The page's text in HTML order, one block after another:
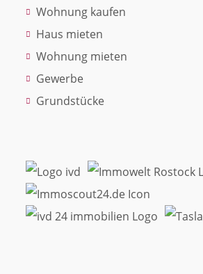
Wohnung kaufen
Haus mieten
Wohnung mieten
Gewerbe
Grundstücke